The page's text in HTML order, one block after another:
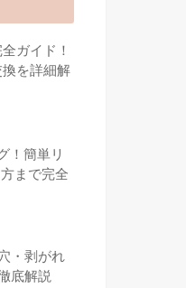
ガイド！
を詳細解
！簡単リ
まで完全
・剥がれ
底解説